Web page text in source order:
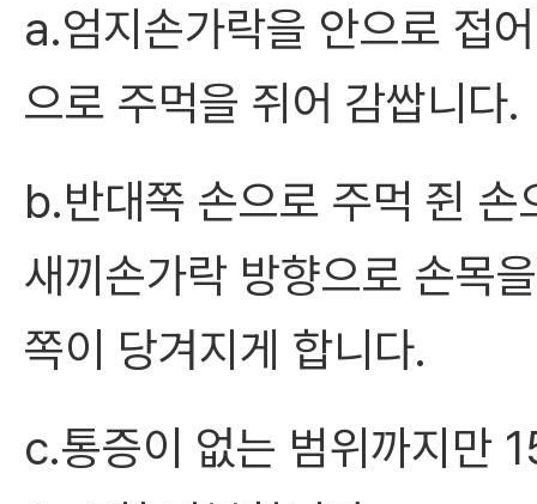
a.엄지손가락을 안으로 접
으로 주먹을 쥐어 감쌉니다.
b.반대쪽 손으로 주먹 쥔
새끼손가락 방향으로 손목
쪽이 당겨지게 합니다.
c.통증이 없는 범위까지만